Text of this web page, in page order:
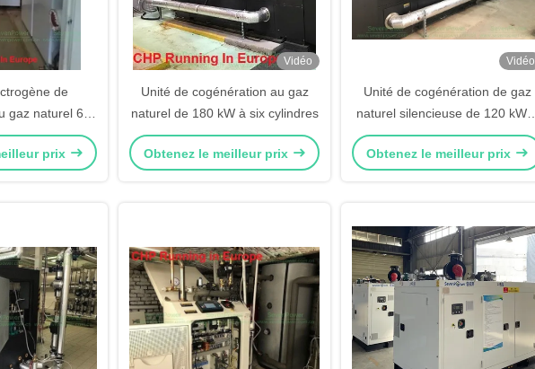
de
gaz naturel 60
pour immeuble
et usine
prix
Vidéo
Unité de cogénération au gaz
naturel de 180 kW à six cylindres
Obtenez le meilleur prix
Vidéo
Unité de cogénération de gaz
naturel silencieuse de 120 kW à
150 KVA
Obtenez le meilleur prix